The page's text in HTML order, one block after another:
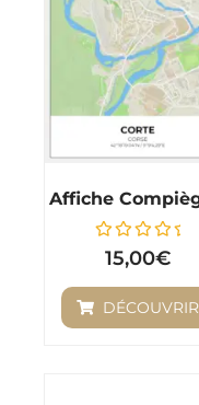
Affiche
Note
15,00€
DÉCOUVRIR